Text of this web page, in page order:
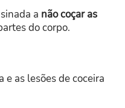
a não coçar as
do corpo.
as lesões de coceira